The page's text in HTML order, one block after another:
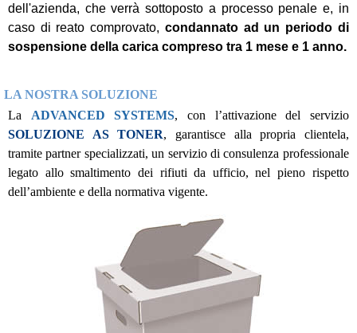
dell'azienda, che verrà sottoposto a processo penale e, in
caso di reato comprovato, condannato ad un periodo di
sospensione della carica compreso tra 1 mese e 1 anno.
LA NOSTRA SOLUZIONE
La ADVANCED SYSTEMS, con l’attivazione del servizio
SOLUZIONE AS TONER, garantisce alla propria clientela,
tramite partner specializzati, un servizio di consulenza professionale
legato allo smaltimento dei rifiuti da ufficio, nel pieno rispetto
dell’ambiente e della normativa vigente.